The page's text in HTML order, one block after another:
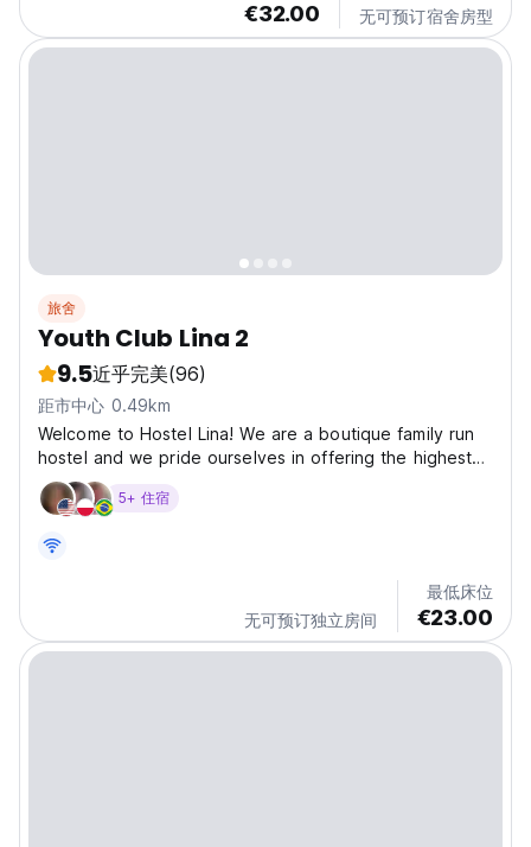
€32.00 无可预订宿舍房型
旅舍
Youth Club Lina 2
9.5近乎完美(96)
距市中心 0.49km
Welcome to Hostel Lina! We are a boutique family run
hostel and we pride ourselves in offering the highest
quality service and amenities. We prioritize your safety
and aim to keep our hostel at the very highest level of
5+ 住宿
无可预订独立房间
最低床位
€23.00